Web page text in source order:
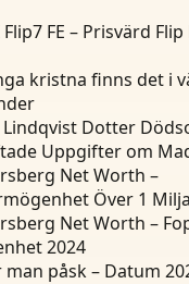
Flip7 FE – Prisvärd
kristna finns det i
Dotter
Uppgifter om
Net Worth –
Över 1
Net Worth –
2024
påsk – Datum